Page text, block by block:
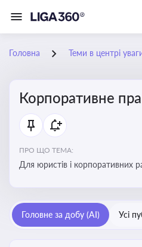
Головна Теми в центрі
Корпоративне
ПРО ЩО ТЕМА:
Для юристів і корпоративних
обов’язків мажоритарних і
впливу змін у правовому полі
Головне за добу (AI) Усі